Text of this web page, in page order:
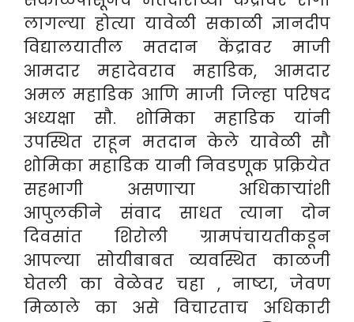
लागल्या होत्या यावेळी सकाळी ज्ञानदीप
विद्यालयातील मतदान केंद्रावर माजी
आमदार महादेवराव महाडिक, आमदार
अमल महाडिक आणि माजी जिल्हा परिषद
अध्यक्षा सौ. शोमिका महाडिक यांनी
उपस्थित राहून मतदान केले यावेळी सौ
शोमिका महाडिक यानी निवडणूक प्रक्रियेत
सहभागी असणाऱ्या अधिकाऱ्यांशी
आपुलकीने संवाद साधत त्याना दोन
दिवसांत शिरोली ग्रामपंचायतीकडून
आपल्या सोयीबाबत व्यवस्थित काळजी
घेतली का वेळेवर चहा , नाष्टा, जेवण
मिळाले का असे विचारताच अधिकारी